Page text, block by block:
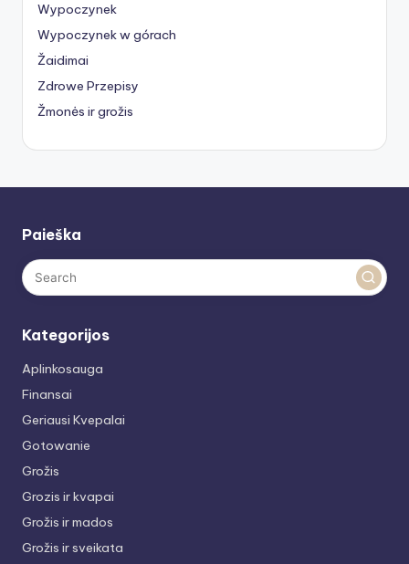
Wypoczynek
Wypoczynek w górach
Žaidimai
Zdrowe Przepisy
Žmonės ir grožis
Paieška
Kategorijos
Aplinkosauga
Finansai
Geriausi Kvepalai
Gotowanie
Grožis
Grozis ir kvapai
Grožis ir mados
Grožis ir sveikata